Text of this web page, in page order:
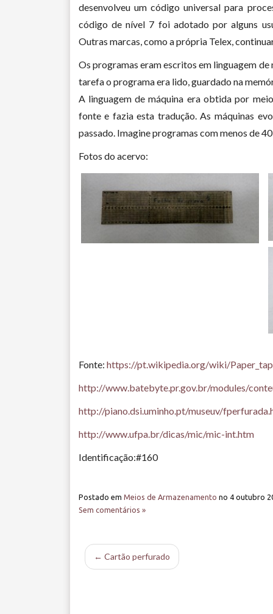
desenvolveu um código universal para
código de nível 7 foi adotado por alguns
Outras marcas, como a própria Telex,
Os programas eram escritos em linguagem
tarefa o programa era lido, guardado na
A linguagem de máquina era obtida por
fonte e fazia esta tradução. As máquinas
passado. Imagine programas com menos de
Fotos do acervo:
Fonte: https://pt.wikipedia.org/wiki/
http://www.batebyte.pr.gov.br/modules/
http://piano.dsi.uminho.pt/museuv/
http://www.ufpa.br/dicas/mic/mic-int.htm
Identificação:#160
Postado em Meios de Armazenamento no 4 outubro
Sem comentários »
← Cartão perfurado